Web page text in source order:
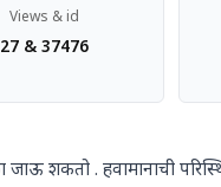
Views & id
27 & 37476